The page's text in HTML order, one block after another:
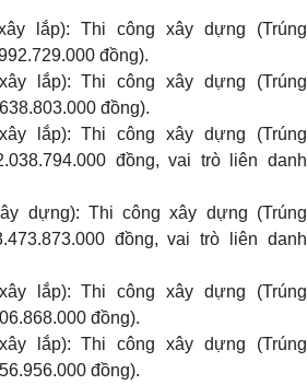
lắp): Thi công xây dựng (Trúng
đồng).
lắp): Thi công xây dựng (Trúng
đồng).
lắp): Thi công xây dựng (Trúng
đồng, vai trò liên danh
dựng): Thi công xây dựng (Trúng
đồng, vai trò liên danh
lắp): Thi công xây dựng (Trúng
đồng).
lắp): Thi công xây dựng (Trúng
đồng).